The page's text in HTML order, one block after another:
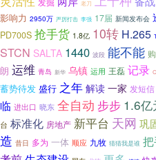
老刀
影响力 2950万 严厉打击 李强 17届 新闻发布会
PD700S 抢手货 1.8亿 10转 H.265
STCN SALTA 1440 波段 能不能
朗 运维 青岛 新华 乌镇 运用 王磊 记录
蓄势待发 盛行 之年 解读 一家 发短信
临 进出口 晓东 全自动 步步 1.6亿
台 标准化 房地产 新平台 天网 巩
造 昔日 多为 一体 顺应 九牧 猜猜我是谁